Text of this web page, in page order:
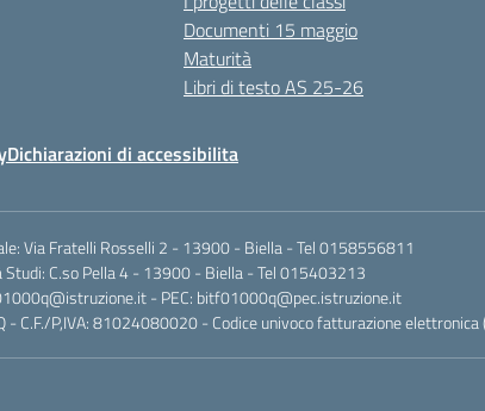
Documenti 15 maggio
Maturità
Libri di testo AS 25-26
Dichiarazioni di accessibilita
Via Fratelli Rosselli 2 - 13900 - Biella - Tel 0158556811
Studi: C.so Pella 4 - 13900 - Biella - Tel 015403213
- PEC: bitf01000q@pec.istruzione.it
- C.F./P,IVA: 81024080020 - Codice univoco fatturazione elettronica